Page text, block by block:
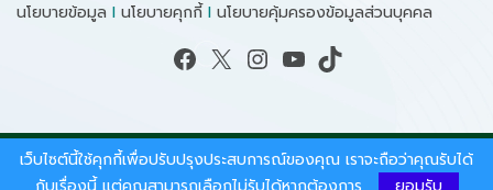
นโยบายข้อมูล I นโยบายคุกกี้ I นโยบายคุ้มครองข้อมูลส่วนบุคคล
Facebook X Instagram YouTube TikTok
สงวนลิขสิทธิ์ © 2026 - สำนักงานนโยบายและแผน
เว็บไซต์นี้ใช้คุกกี้เพื่อปรับปรุงประสบการณ์ของคุณ เราจะถือว่าคุณรับได้